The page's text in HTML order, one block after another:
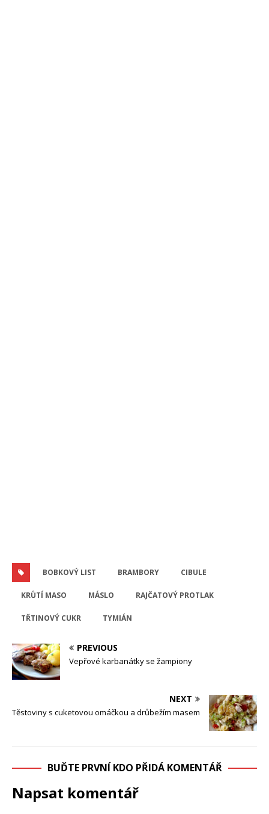
BOBKOVÝ LIST BRAMBORY CIBULE
KRŮTÍ MASO MÁSLO RAJČATOVÝ PROTLAK
TŘTINOVÝ CUKR TYMIÁN
PREVIOUS
Vepřové karbanátky se žampiony
NEXT
Těstoviny s cuketovou omáčkou a drůbežím masem
BUĎTE PRVNÍ KDO PŘIDÁ KOMENTÁŘ
Napsat komentář